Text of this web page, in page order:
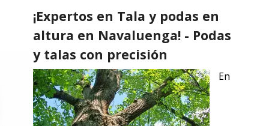
¡Expertos en Tala y podas en
altura en Navaluenga! - Podas
y talas con precisión
En